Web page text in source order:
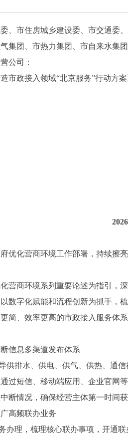
、市住房城乡建设委、市交通委
集团、市热力集团、市自来水集
公司：
市政接入领域“北京服务”行动方
优化营商环境工作部署，持续擦
营商环境系列重要论述为指引，
数字化赋能和流程创新为抓手，
简、效率更高的市政接入服务体
信息多渠道发布体系
供排水、供电、供气、供热、通
过短信、移动端应用、企业官网
断情况，确保经营主体第一时间
高频联办业务
办理，梳理核心联办事项，开通